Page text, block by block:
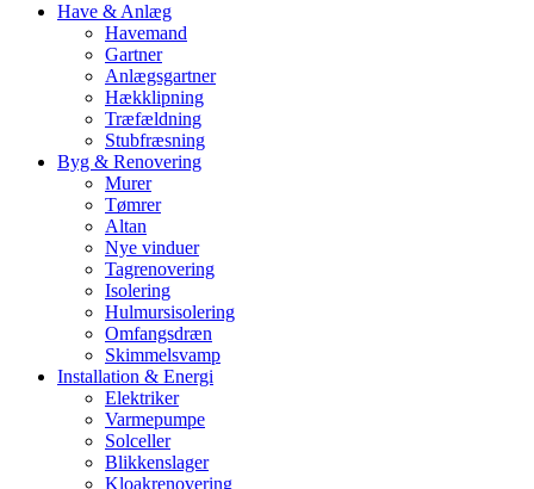
Have & Anlæg
Havemand
Gartner
Anlægsgartner
Hækklipning
Træfældning
Stubfræsning
Byg & Renovering
Murer
Tømrer
Altan
Nye vinduer
Tagrenovering
Isolering
Hulmursisolering
Omfangsdræn
Skimmelsvamp
Installation & Energi
Elektriker
Varmepumpe
Solceller
Blikkenslager
Kloakrenovering